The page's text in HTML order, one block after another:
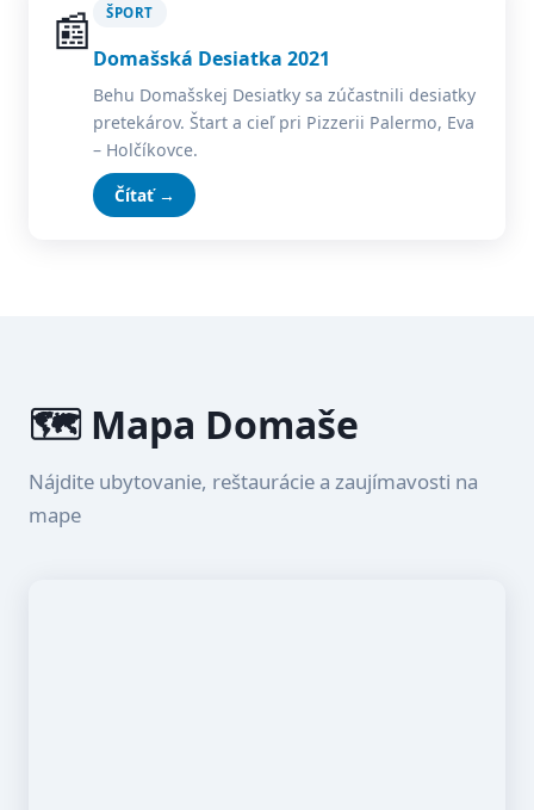
📰 ŠPORT
Domašská Desiatka 2021
Behu Domašskej Desiatky sa zúčastnili desiatky
pretekárov. Štart a cieľ pri Pizzerii Palermo, Eva
– Holčíkovce.
Čítať →
🗺️ Mapa Domaše
Nájdite ubytovanie, reštaurácie a zaujímavosti na
mape